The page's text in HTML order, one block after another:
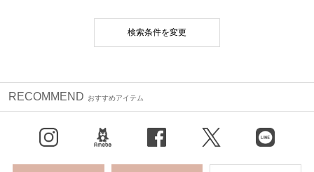
検索条件を変更
RECOMMEND おすすめアイテム
X（旧Twitter） LINE